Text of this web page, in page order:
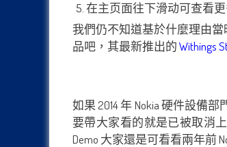
在主页面往下滑动可查看更
我們仍不知道基於什麼理由當
品吧，其最新推出的Withings
如果 2014 年 Nokia 硬件設備
要帶大家看的就是已被取消
Demo 大家還是可看看兩年前